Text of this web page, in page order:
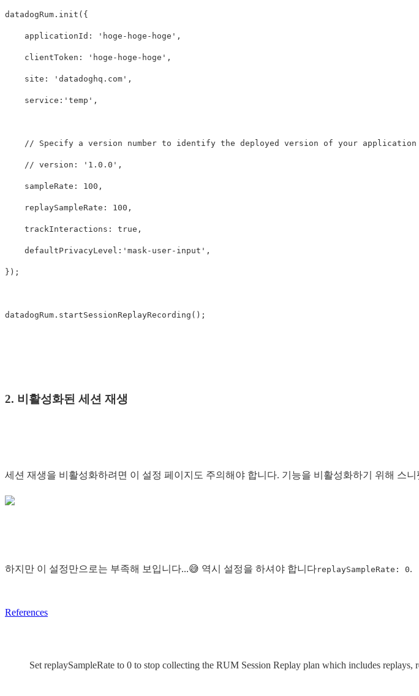
datadogRum . init ({
applicationId : ' hoge-hoge-hoge ' ,
clientToken : ' hoge-hoge-hoge ' ,
site : ' datadoghq.com ' ,
service : ' temp ' ,
// Specify a version number to identify the deployed version of your application
// version: '1.0.0',
sampleRate : 100 ,
replaySampleRate : 100 ,
trackInteractions : true ,
defaultPrivacyLevel : ' mask-user-input ' ,
});
datadogRum . startSessionReplayRecording ();
2. 비활성화된 세션 재생
세션 재생을 비활성화하려면 이 설정 페이지도 주의해야 합니다. 기능을 비활성화하기 위해 스
하지만 이 설정만으로는 부족해 보입니다...😅 역시 설정을 하셔야 합니다replaySampleRate: 0.
References
Set replaySampleRate to 0 to stop collecting the RUM Session Replay plan which includes replays,